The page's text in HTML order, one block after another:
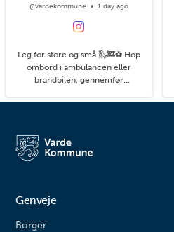
@vardekommune 1 day ago
Leg for store og små 🛝🚒⚽ Hop
ombord i ambulancen eller
brandbilen, gennemfør
du kan. På legepladsen i
større børn. Her finder du alt fra
vipper og klatrestativ til
Genveje
Borger